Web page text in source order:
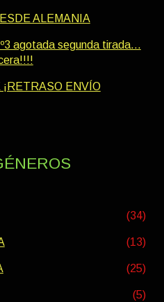
ALEMANIA
agotada segunda tirada…
ENVÍO
(34)
(13)
(25)
(5)